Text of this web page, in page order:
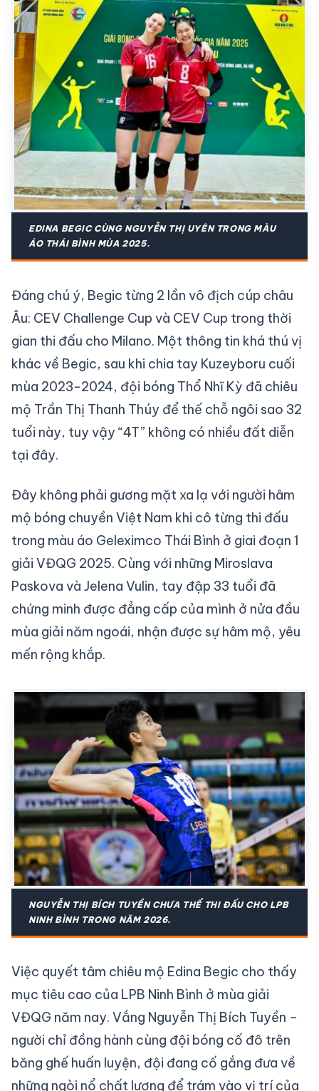
EDINA BEGIC CÙNG NGUYỄN THỊ UYÊN TRONG MÀU
ÁO THÁI BÌNH MÙA 2025.
Đáng chú ý, Begic từng 2 lần vô địch cúp châu
Âu: CEV Challenge Cup và CEV Cup trong thời
gian thi đấu cho Milano. Một thông tin khá thú vị
khác về Begic, sau khi chia tay Kuzeyboru cuối
mùa 2023-2024, đội bóng Thổ Nhĩ Kỳ đã chiêu
mộ Trần Thị Thanh Thúy để thế chỗ ngôi sao 32
tuổi này, tuy vậy “4T” không có nhiều đất diễn
tại đây.
Đây không phải gương mặt xa lạ với người hâm
mộ bóng chuyền Việt Nam khi cô từng thi đấu
trong màu áo Geleximco Thái Bình ở giai đoạn 1
giải VĐQG 2025. Cùng với những Miroslava
Paskova và Jelena Vulin, tay đập 33 tuổi đã
chứng minh được đẳng cấp của mình ở nửa đầu
mùa giải năm ngoái, nhận được sự hâm mộ, yêu
mến rộng khắp.
NGUYỄN THỊ BÍCH TUYỀN CHƯA THỂ THI ĐẤU CHO LPB
NINH BÌNH TRONG NĂM 2026.
Việc quyết tâm chiêu mộ Edina Begic cho thấy
mục tiêu cao của LPB Ninh Bình ở mùa giải
VĐQG năm nay. Vắng Nguyễn Thị Bích Tuyền –
người chỉ đồng hành cùng đội bóng cố đô trên
băng ghế huấn luyện, đội đang cố gắng đưa về
những ngòi nổ chất lượng để trám vào vị trí của